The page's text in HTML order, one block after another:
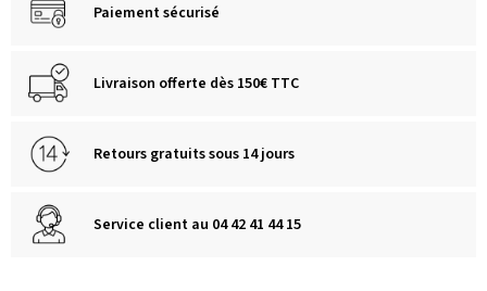
Paiement sécurisé
Livraison offerte dès 150€ TTC
Retours gratuits sous 14 jours
Service client au 04 42 41 44 15